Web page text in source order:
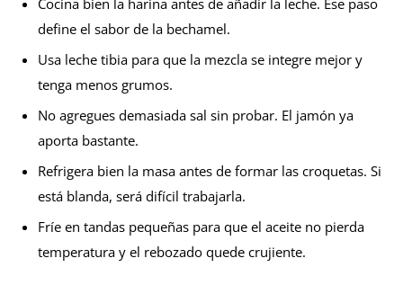
Cocina bien la harina antes de añadir la leche. Ese paso
define el sabor de la bechamel.
Usa leche tibia para que la mezcla se integre mejor y
tenga menos grumos.
No agregues demasiada sal sin probar. El jamón ya
aporta bastante.
Refrigera bien la masa antes de formar las croquetas. Si
está blanda, será difícil trabajarla.
Fríe en tandas pequeñas para que el aceite no pierda
temperatura y el rebozado quede crujiente.